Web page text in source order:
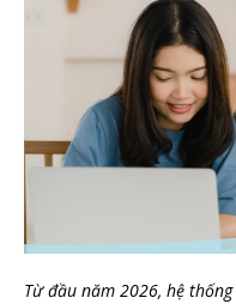
Từ đầu năm 2026, hệ thống